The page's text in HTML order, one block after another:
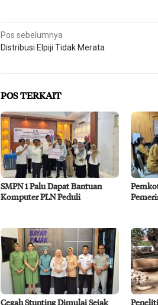
Navigasi
pos
Pos sebelumnya
Distribusi Elpiji Tidak Merata
POS TERKAIT
SMPN 1 Palu Dapat Bantuan
Komputer PLN Peduli
Cegah Stunting Dimulai Sejak